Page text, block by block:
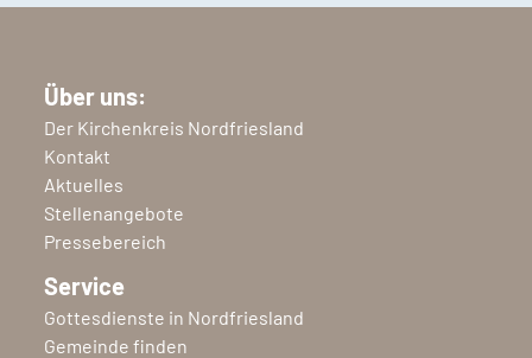
Über uns:
Der Kirchenkreis Nordfriesland
Kontakt
Aktuelles
Stellenangebote
Pressebereich
Service
Gottesdienste in Nordfriesland
Gemeinde finden